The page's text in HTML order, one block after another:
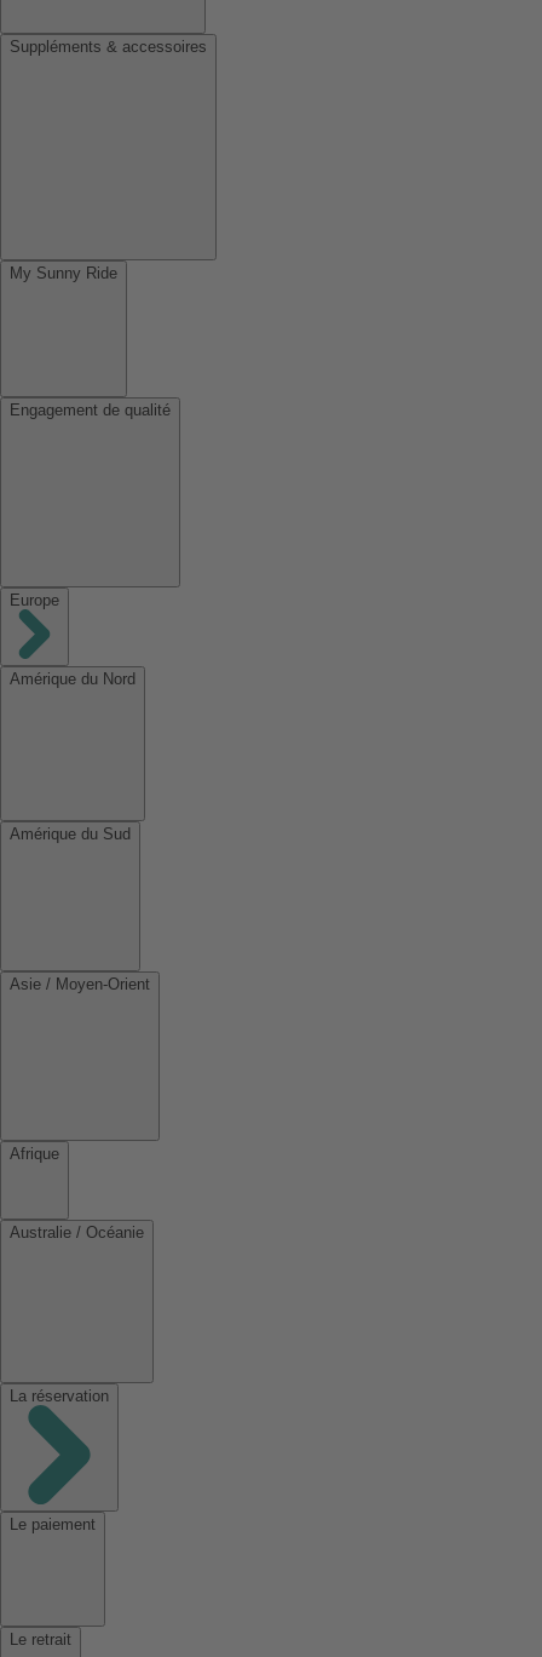
Suppléments & accessoires
My Sunny Ride
Engagement de qualité
Europe
Amérique du Nord
Amérique du Sud
Asie / Moyen-Orient
Afrique
Australie / Océanie
La réservation
Le paiement
Le retrait